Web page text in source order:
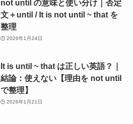
not until の意味と使い分け｜否定
文＋until / It is not until ~ that を
整理
2026年1月24日
It is until ~ that は正しい英語？｜
結論：使えない【理由を not until
で整理】
2026年1月21日